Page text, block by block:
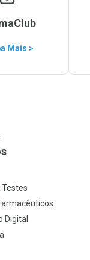
Mais >
Testes
Digital